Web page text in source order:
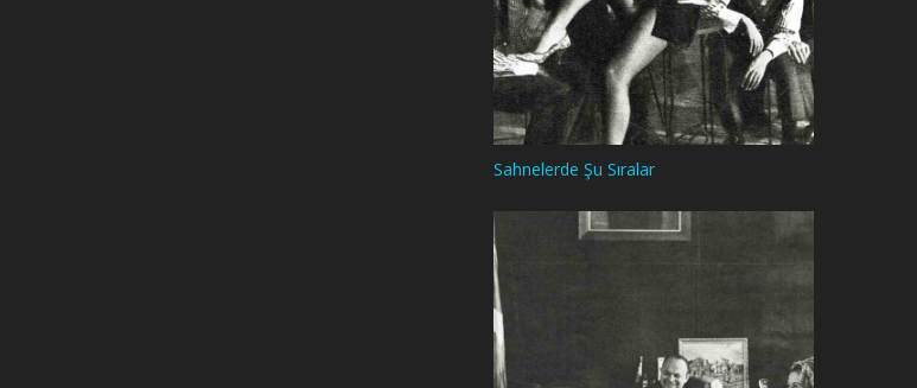
Sahnelerde Şu Sıralar